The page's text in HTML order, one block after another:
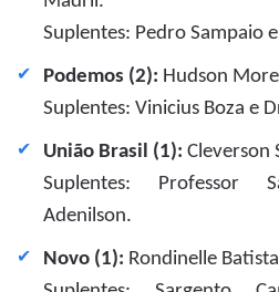
Suplentes: Pedro Sampaio
Podemos (2): Hudson
Suplentes: Vinicius Boza e
União Brasil (1): Cleverson
Suplentes: Professor
Adenilson.
Novo (1): Rondinelle